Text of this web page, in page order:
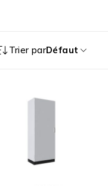
Trier parDéfaut